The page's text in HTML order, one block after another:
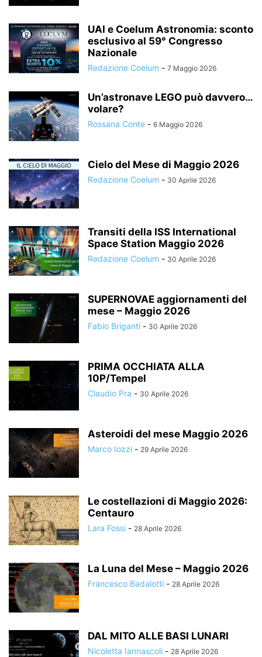
UAI e Coelum Astronomia: sconto
esclusivo al 59° Congresso
Nazionale
Redazione Coelum - 7 Maggio 2026
Un’astronave LEGO può davvero…
volare?
Rossana Conte - 6 Maggio 2026
Cielo del Mese di Maggio 2026
Redazione Coelum - 30 Aprile 2026
Transiti della ISS International
Space Station Maggio 2026
Redazione Coelum - 30 Aprile 2026
SUPERNOVAE aggiornamenti del
mese – Maggio 2026
Fabio Briganti - 30 Aprile 2026
PRIMA OCCHIATA ALLA
10P/Tempel
Claudio Pra - 30 Aprile 2026
Asteroidi del mese Maggio 2026
Marco Iozzi - 29 Aprile 2026
Le costellazioni di Maggio 2026:
Centauro
Lara Fossi - 28 Aprile 2026
La Luna del Mese – Maggio 2026
Francesco Badalotti - 28 Aprile 2026
DAL MITO ALLE BASI LUNARI
Nicoletta Iannascoli - 28 Aprile 2026